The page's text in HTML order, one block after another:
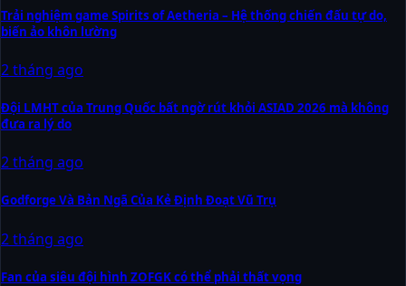
Trải nghiệm game Spirits of Aetheria – Hệ thống chiến đấu tự do,
biến ảo khôn lường
2 tháng ago
Đội LMHT của Trung Quốc bất ngờ rút khỏi ASIAD 2026 mà không
đưa ra lý do
2 tháng ago
Godforge Và Bản Ngã Của Kẻ Định Đoạt Vũ Trụ
2 tháng ago
Fan của siêu đội hình ZOFGK có thể phải thất vọng